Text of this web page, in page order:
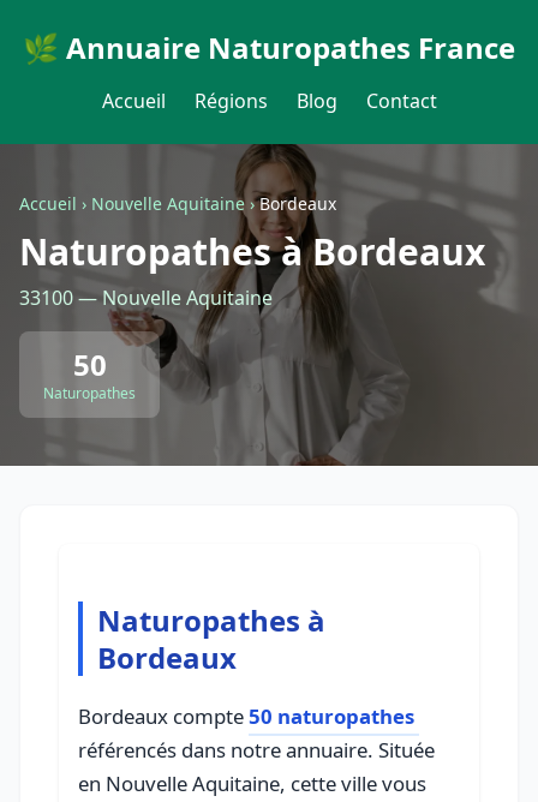
🌿 Annuaire Naturopathes France
Accueil Régions Blog Contact
Accueil › Nouvelle Aquitaine ›Bordeaux
Naturopathes à Bordeaux
33100 — Nouvelle Aquitaine
50
Naturopathes
Naturopathes à
Bordeaux
Bordeaux compte50 naturopathes
référencés dans notre annuaire. Située
en Nouvelle Aquitaine, cette ville vous